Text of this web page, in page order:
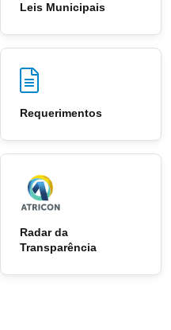
Leis Municipais
Requerimentos
Radar da
Transparência